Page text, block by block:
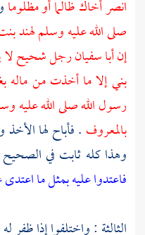
انصر أخاك ظالما أو مظلوما
صلى الله عليه وسلملهند
إنأبا سفيانرجل شحيح لا
بني إلا ما أخذت من ماله
رسول الله صلى الله
بالمعروف . فأباح لها
وهذا كله ثابت في الصحيح
فاعتدوا عليه بمثل ما
الثالثة : واختلفوا إذا